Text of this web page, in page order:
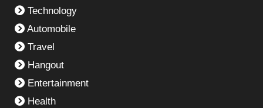
Technology
Automobile
Travel
Hangout
Entertainment
Health